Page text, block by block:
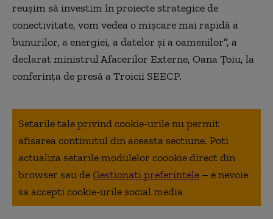
reuşim să investim în proiecte strategice de
conectivitate, vom vedea o mişcare mai rapidă a
bunurilor, a energiei, a datelor şi a oamenilor”, a
declarat ministrul Afacerilor Externe, Oana Ţoiu, la
conferinţa de presă a Troicii SEECP.
Setarile tale privind cookie-urile nu permit
afisarea continutul din aceasta sectiune. Poti
actualiza setarile modulelor coookie direct din
browser sau deGestionați preferințele – e nevoie
sa accepti cookie-urile social media